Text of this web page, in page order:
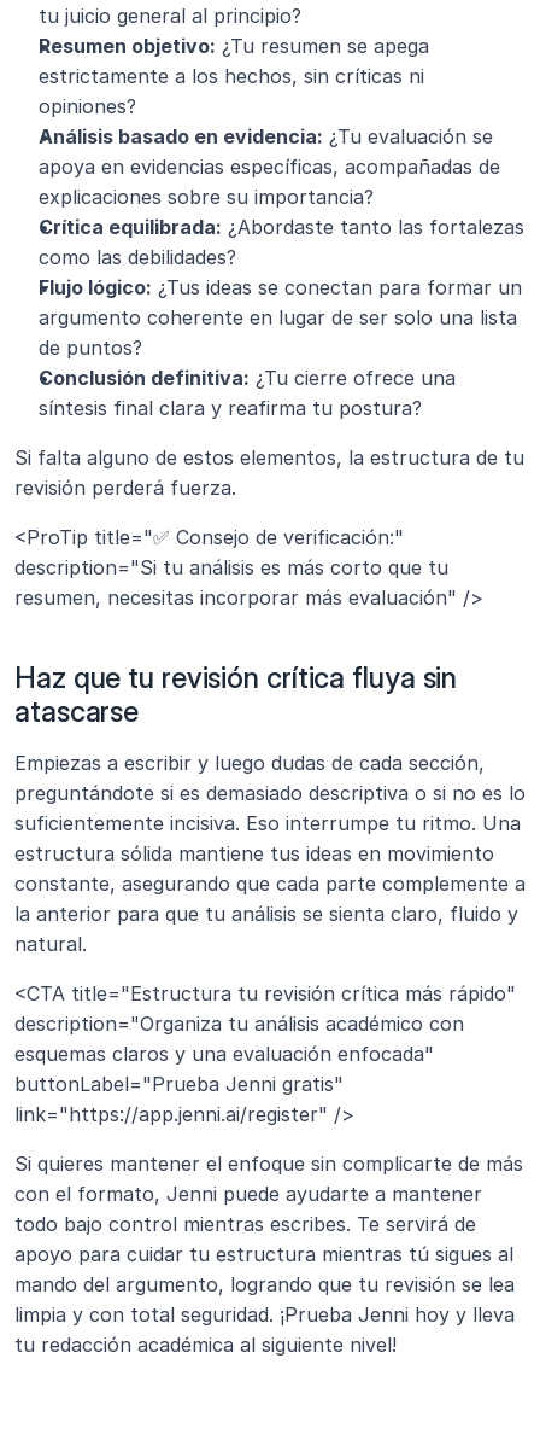
tu juicio general al principio?
Resumen objetivo: ¿Tu resumen se apega
estrictamente a los hechos, sin críticas ni
opiniones?
Análisis basado en evidencia: ¿Tu evaluación se
apoya en evidencias específicas, acompañadas de
explicaciones sobre su importancia?
Crítica equilibrada: ¿Abordaste tanto las fortalezas
como las debilidades?
Flujo lógico: ¿Tus ideas se conectan para formar un
argumento coherente en lugar de ser solo una lista
de puntos?
Conclusión definitiva: ¿Tu cierre ofrece una
síntesis final clara y reafirma tu postura?
Si falta alguno de estos elementos, la estructura de tu
revisión perderá fuerza.
<ProTip title="✅ Consejo de verificación:"
description="Si tu análisis es más corto que tu
resumen, necesitas incorporar más evaluación" />
Haz que tu revisión crítica fluya sin
atascarse
Empiezas a escribir y luego dudas de cada sección,
preguntándote si es demasiado descriptiva o si no es lo
suficientemente incisiva. Eso interrumpe tu ritmo. Una
estructura sólida mantiene tus ideas en movimiento
constante, asegurando que cada parte complemente a
la anterior para que tu análisis se sienta claro, fluido y
natural.
<CTA title="Estructura tu revisión crítica más rápido"
description="Organiza tu análisis académico con
esquemas claros y una evaluación enfocada"
buttonLabel="Prueba Jenni gratis"
link="https://app.jenni.ai/register" />
Si quieres mantener el enfoque sin complicarte de más
con el formato, Jenni puede ayudarte a mantener
todo bajo control mientras escribes. Te servirá de
apoyo para cuidar tu estructura mientras tú sigues al
mando del argumento, logrando que tu revisión se lea
limpia y con total seguridad. ¡Prueba Jenni hoy y lleva
tu redacción académica al siguiente nivel!